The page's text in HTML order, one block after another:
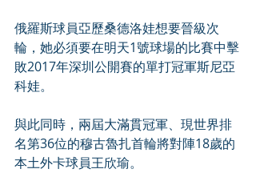
俄羅斯球員亞歷桑德洛娃想要晉級次
輪，她必須要在明天1號球場的比賽中擊
敗2017年深圳公開賽的單打冠軍斯尼亞
科娃。
與此同時，兩屆大滿貫冠軍、現世界排
名第36位的穆古魯扎首輪將對陣18歲的
本土外卡球員王欣瑜。